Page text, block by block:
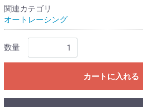
関連カテゴリ
オートレーシング
数量
カートに入れる